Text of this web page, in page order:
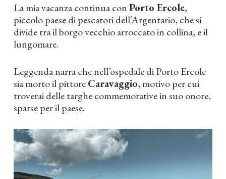
La mia vacanza continua conPorto Ercole,
piccolo paese di pescatori dell’Argentario, che si
divide tra il borgo vecchio arroccato in collina, e il
lungomare.
Leggenda narra che nell’ospedale di Porto Ercole
sia morto il pittoreCaravaggio, motivo per cui
troverai delle targhe commemorative in suo onore,
sparse per il paese.